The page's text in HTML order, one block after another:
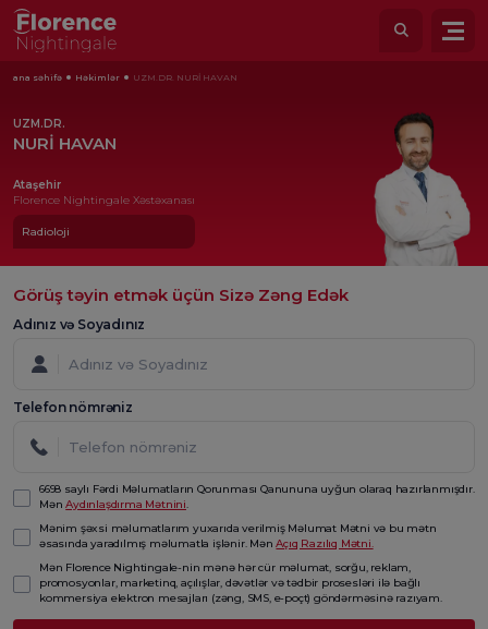
ana səhifə Həkimlər UZM.DR. NURİ HAVAN
UZM.DR.
NURİ HAVAN
Ataşehir
Florence Nightingale Xəstəxanası
Radioloji
Görüş təyin etmək üçün Sizə Zəng Edək
Adınız və Soyadınız
Telefon nömrəniz
6698 saylı Fərdi Məlumatların Qorunması Qanununa uyğun olaraq hazırlanmışdır.
MənAydınlaşdırma Mətnini.
Mənim şəxsi məlumatlarım yuxarıda verilmiş Məlumat Mətni və bu mətn
əsasında yaradılmış məlumatla işlənir. MənAçıq Razılıq Mətni.
Mən Florence Nightingale-nin mənə hər cür məlumat, sorğu, reklam,
promosyonlar, marketinq, açılışlar, dəvətlər və tədbir prosesləri ilə bağlı
kommersiya elektron mesajları (zəng, SMS, e-poçt) göndərməsinə razıyam.